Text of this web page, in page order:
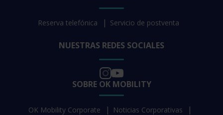
Reserva telefónica Servicio de postventa
NUESTRAS REDES SOCIALES
SOBRE OK MOBILITY
OK Mobility Corporate Noticias Corporativas